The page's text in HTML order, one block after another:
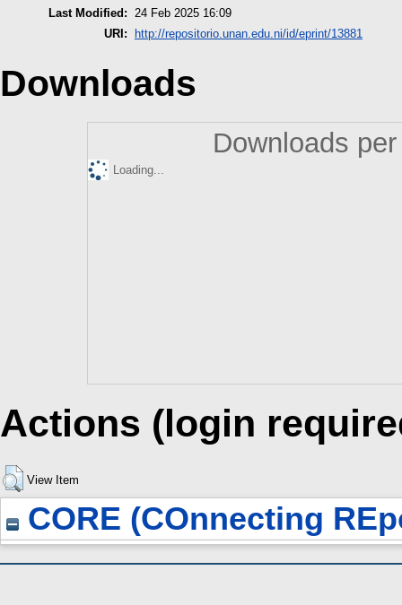
Last Modified:
24 Feb 2025 16:09
URI:
http://repositorio.unan.edu.ni/id/eprint/13881
Downloads
Downloads
Loading...
Actions (login
View Item
CORE (COnnecting